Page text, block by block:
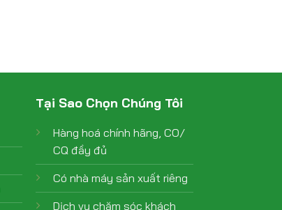
Tại Sao Chọn Chúng Tôi
Hàng hoá chính hãng, CO/
CQ đầy đủ
Có nhà máy sản xuất riêng
Dịch vụ chăm sóc khách